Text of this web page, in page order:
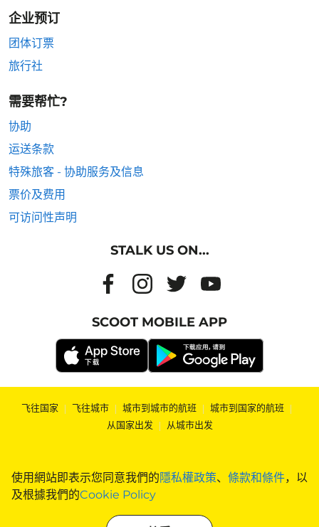
使用網站即表示您同意我們的隱私權政策、 條款和條件，以
及根據我們的Cookie Policy
企业预订
团体订票
旅行社
需要帮忙?
协助
运送条款
特殊旅客 - 协助服务及信息
票价及费用
可访问性声明
STALK US ON...
SCOOT MOBILE APP
飞往国家 | 飞往城市 | 城市到城市的航班 | 城市到国家的航班 |
从国家出发 | 从城市出发